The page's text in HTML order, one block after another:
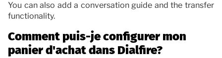
You can also add a conversation guide and the transfer
functionality.
Comment puis-je configurer mon
panier d'achat dans Dialfire?